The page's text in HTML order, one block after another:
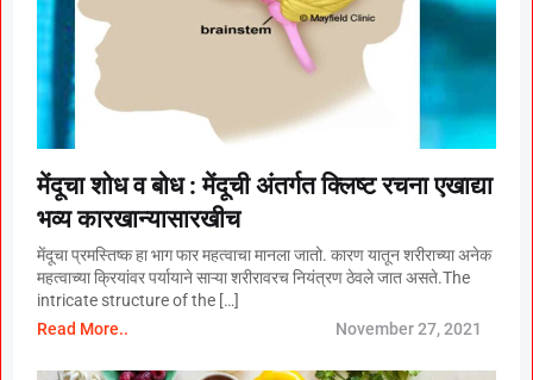
मेंदूचा शोध व बोध : मेंदूची अंतर्गत क्लिष्ट रचना एखाद्या
भव्य कारखान्यासारखीच
मेंदूचा प्रमस्तिष्क हा भाग फार महत्वाचा मानला जातो. कारण यातून शरीराच्या अनेक
महत्वाच्या क्रियांवर पर्यायाने साऱ्या शरीरावरच नियंत्रण ठेवले जात असते.The
intricate structure of the […]
Read More..
November 27, 2021